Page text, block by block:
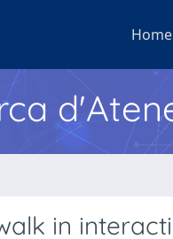
Home
in